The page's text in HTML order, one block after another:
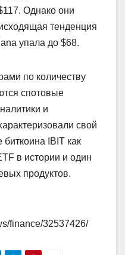
Однако они
тенденция
упала до $68.
по количеству
спотовые
и
свой
IBIT как
в истории и один
продуктов.
finance/32537426/